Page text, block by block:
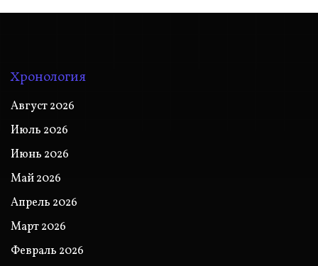
Хронология
Август 2026
Июль 2026
Июнь 2026
Май 2026
Апрель 2026
Март 2026
Февраль 2026